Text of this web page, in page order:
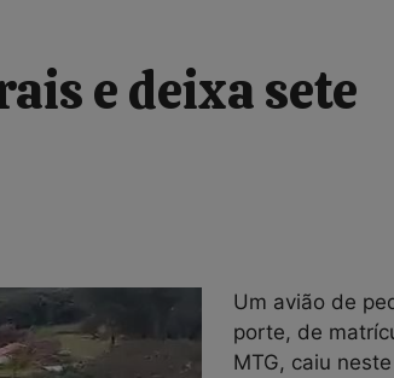
e deixa sete
Um avião de
porte, de
MTG, caiu